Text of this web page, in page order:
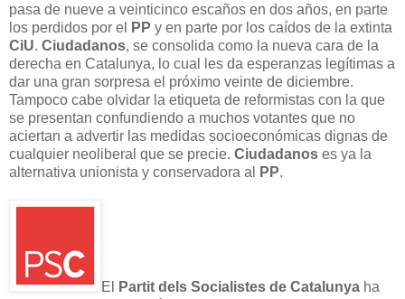
pasa de nueve a veinticinco escaños en dos años, en parte
los perdidos por el
PP y en parte por los caídos de la extinta
CiU. Ciudadanos, se consolida como la nueva cara de la
derecha en Catalunya, lo cual les da esperanzas legítimas a
dar una gran sorpresa el próximo veinte de diciembre.
Tampoco cabe olvidar la etiqueta de reformistas con la que
se presentan confundiendo a muchos votantes que no
aciertan a advertir las medidas socioeconómicas dignas de
cualquier neoliberal que se precie. Ciudadanos es ya la
alternativa unionista y conservadora al
PP.
El Partit dels Socialistes de Catalunya ha